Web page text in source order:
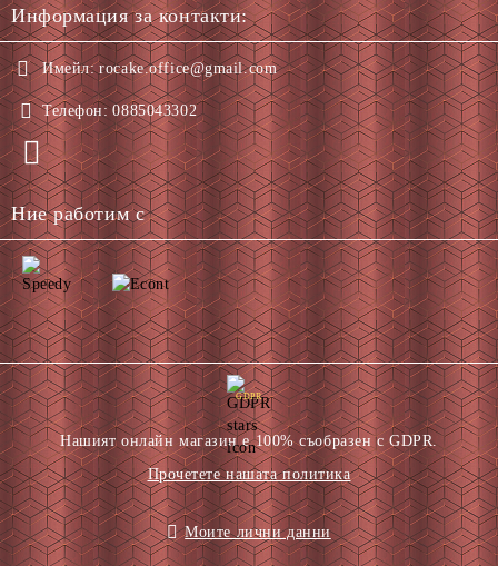
Информация за контакти:
Имейл: rocake.office@gmail.com
Телефон: 0885043302
Ние работим с
GDPR
Нашият онлайн магазин е 100% съобразен с GDPR.
Прочетете нашата политика
Моите лични данни